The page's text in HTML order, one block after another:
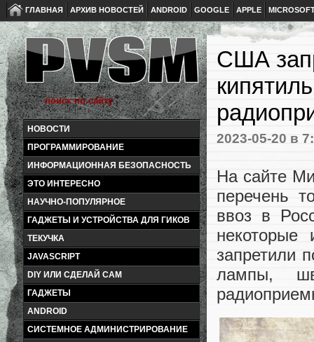
ГЛАВНАЯ АРХИВ НОВОСТЕЙ ANDROID GOOGLE APPLE
НОВОСТИ
ПРОГРАММИРОВАНИЕ
ИНФОРМАЦИОННАЯ БЕЗОПАСНОСТЬ
ЭТО ИНТЕРЕСНО
НАУЧНО-ПОПУЛЯРНОЕ
ГАДЖЕТЫ И УСТРОЙСТВА ДЛЯ ГИКОВ
ТЕКУЧКА
JAVASCRIPT
DIY ИЛИ СДЕЛАЙ САМ
ГАДЖЕТЫ
ANDROID
СИСТЕМНОЕ АДМИНИСТРИРОВАНИЕ
США
2023-05-20 в
На сайте
перечень
ввоз в
запретили
лампы,